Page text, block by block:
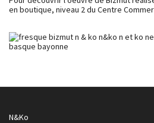
en boutique, niveau 2 du Centre
N&Ko